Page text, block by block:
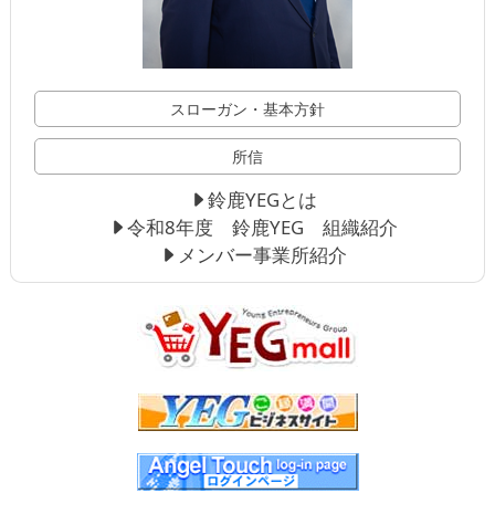
スローガン・基本方針
所信
鈴鹿YEGとは
令和8年度 鈴鹿YEG 組織紹介
メンバー事業所紹介